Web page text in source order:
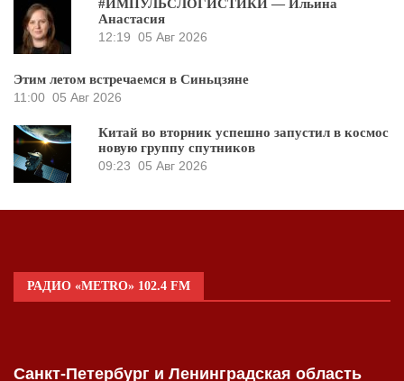
#ИМПУЛЬСЛОГИСТИКИ — Ильина
Анастасия
12:19 05 Авг 2026
Этим летом встречаемся в Синьцзяне
11:00 05 Авг 2026
Китай во вторник успешно запустил в космос
новую группу спутников
09:23 05 Авг 2026
РАДИО «METRO» 102.4 FM
Санкт-Петербург и Ленинградская область